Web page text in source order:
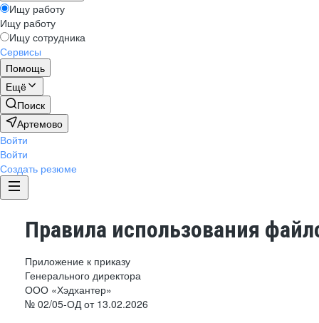
Ищу работу
Ищу работу
Ищу сотрудника
Сервисы
Помощь
Ещё
Поиск
Артемово
Войти
Войти
Создать резюме
Правила использования
Приложение к приказу
Генерального директора
ООО «Хэдхантер»
№ 02/05-ОД от 13.02.2026